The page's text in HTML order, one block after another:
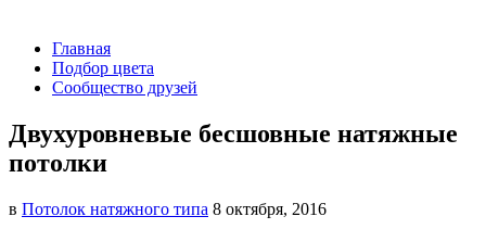
Главная
Подбор цвета
Сообщество друзей
Двухуровневые бесшовные натяжные
потолки
в Потолок натяжного типа 8 октября, 2016